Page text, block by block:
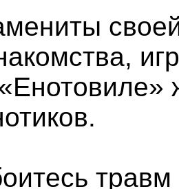
травм